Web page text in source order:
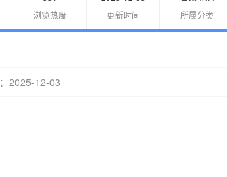
浏览热度
更新时间
所属分类
：2025-12-03